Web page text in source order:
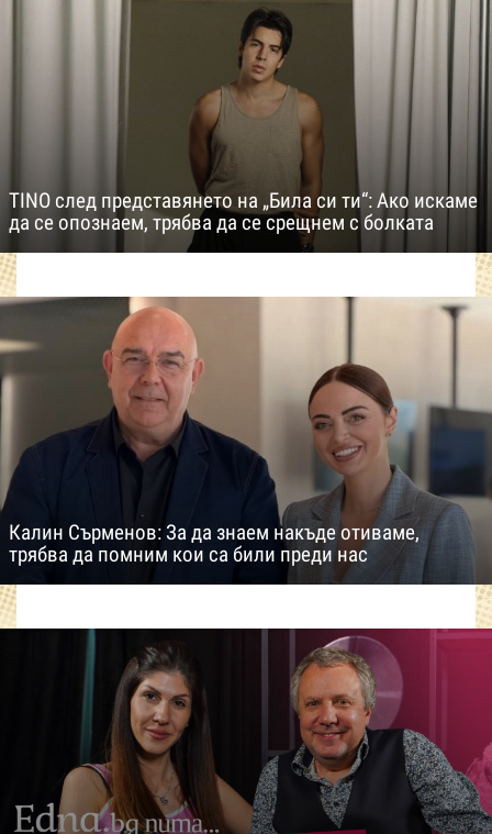
TINO след представянето на „Била си ти“: Ако искаме
да се опознаем, трябва да се срещнем с болката
Калин Сърменов: За да знаем накъде отиваме,
трябва да помним кои са били преди нас